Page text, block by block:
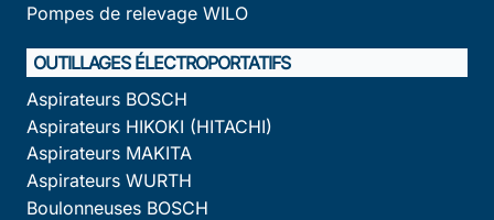
Pompes de relevage WILO
OUTILLAGES ÉLECTROPORTATIFS
Aspirateurs BOSCH
Aspirateurs HIKOKI (HITACHI)
Aspirateurs MAKITA
Aspirateurs WURTH
Boulonneuses BOSCH